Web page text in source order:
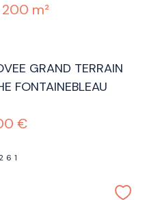
m²
GRAND TERRAIN
FONTAINEBLEAU
€